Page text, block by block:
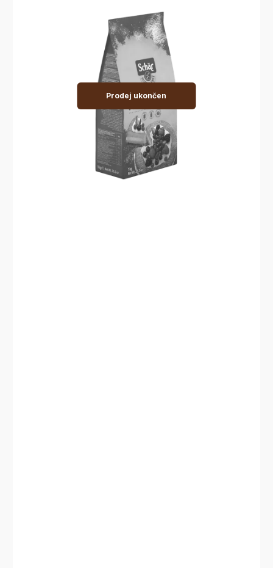
Prodej ukončen